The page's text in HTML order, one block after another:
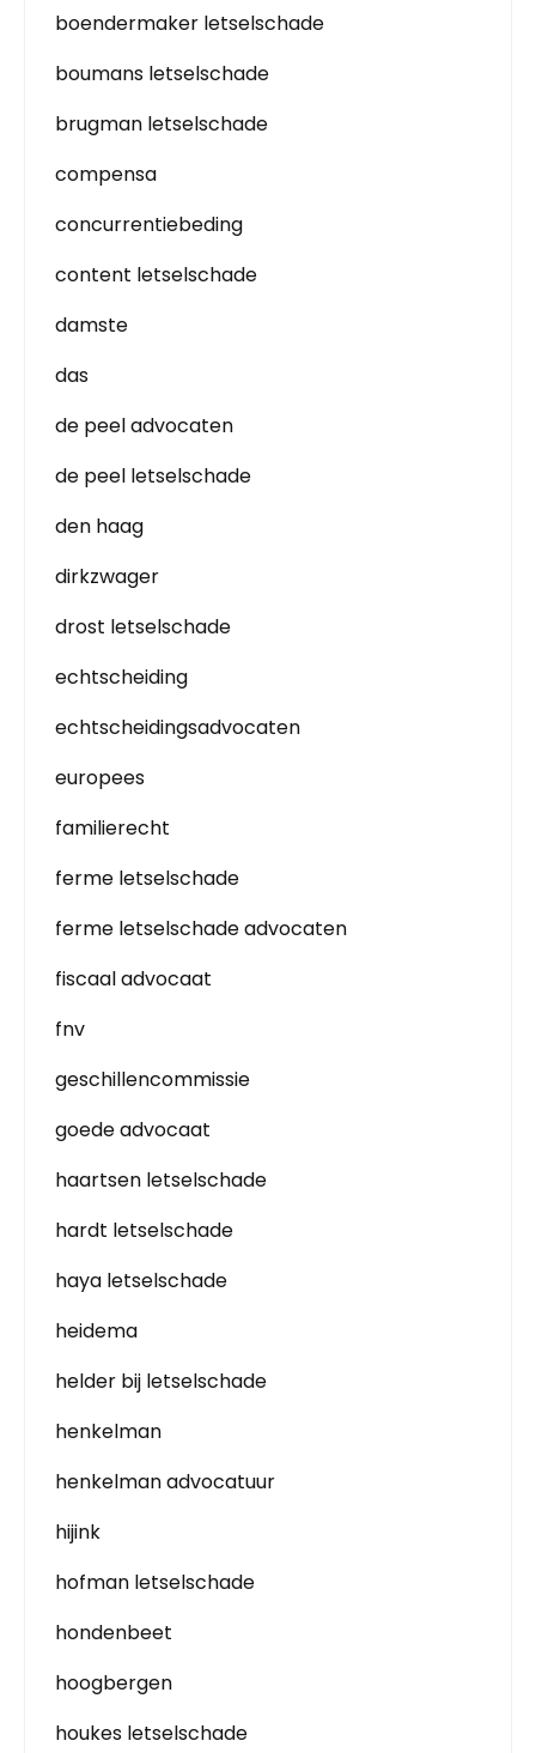
boendermaker letselschade
boumans letselschade
brugman letselschade
compensa
concurrentiebeding
content letselschade
damste
das
de peel advocaten
de peel letselschade
den haag
dirkzwager
drost letselschade
echtscheiding
echtscheidingsadvocaten
europees
familierecht
ferme letselschade
ferme letselschade advocaten
fiscaal advocaat
fnv
geschillencommissie
goede advocaat
haartsen letselschade
hardt letselschade
haya letselschade
heidema
helder bij letselschade
henkelman
henkelman advocatuur
hijink
hofman letselschade
hondenbeet
hoogbergen
houkes letselschade